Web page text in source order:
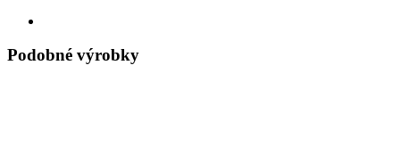
Podobné výrobky